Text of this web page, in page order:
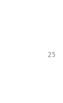
25